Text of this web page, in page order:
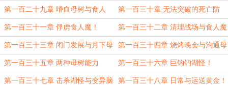
忆！
第一百二十九章 嗜血母树与食人
魔！
第一百三十章 无法突破的死亡防
线！
第一百三十一章 俘虏食人魔！ 第一百三十二章 清理战场与食人魔
的用处！
第一百三十三章 闭门发展与月下母
树！
第一百三十四章 烧烤晚会与沟通母
树！
第一百三十五章 两种母树能力 第一百三十六章 巨钩钓湖怪！
第一百三十七章 击杀湖怪与变异脑 第一百三十八章 日常与运送黄金！